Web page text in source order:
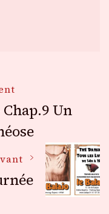
Chap.9 Un